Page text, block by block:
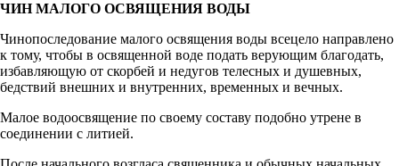
ЧИН МАЛОГО ОСВЯЩЕНИЯ ВОДЫ
Чинопоследование малого освящения воды всецело направлено
к тому, чтобы в освященной воде подать верующим благодать,
избавляющую от скорбей и недугов телесных и душевных,
бедствий внешних и внутренних, временных и вечных.
Малое водоосвящение по своему составу подобно утрене в
соединении с литией.